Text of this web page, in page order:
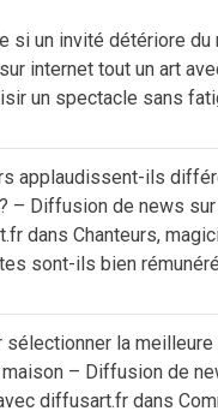
si un invité détériore du
internet tout un art
un spectacle sans
applaudissent-ils
– Diffusion de news
dans Chanteurs,
sont-ils bien
sélectionner la
– Diffusion de
diffusart.fr dans